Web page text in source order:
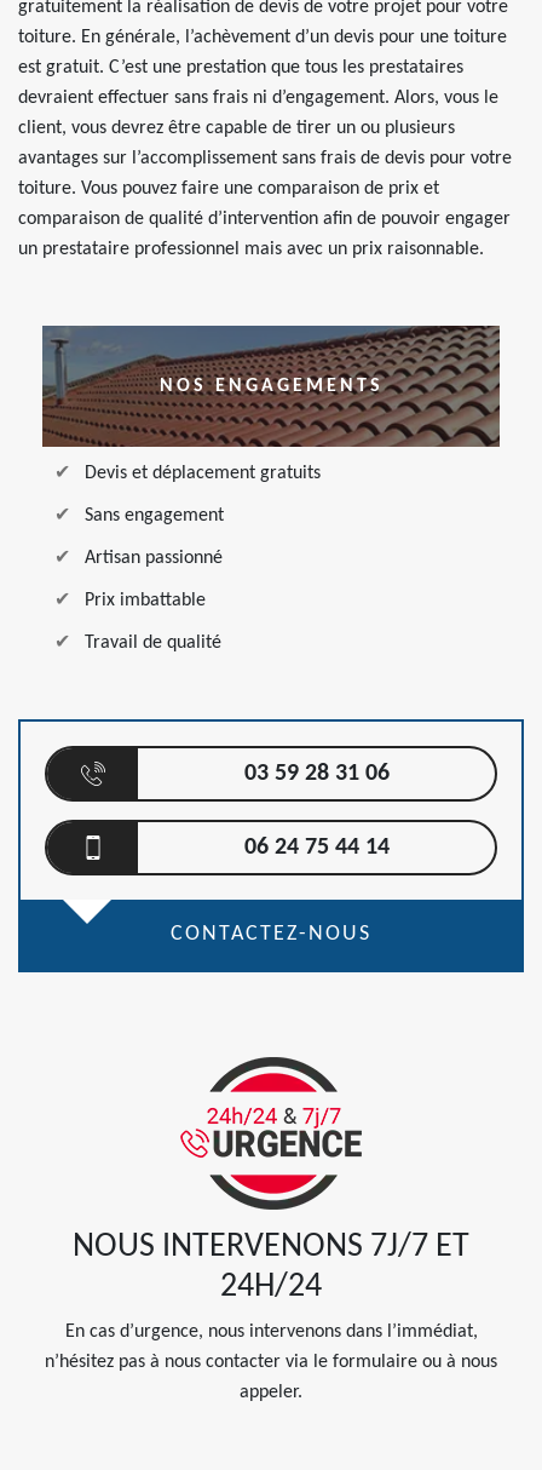
gratuitement la réalisation de devis de votre projet pour votre
toiture. En générale, l’achèvement d’un devis pour une toiture
est gratuit. C’est une prestation que tous les prestataires
devraient effectuer sans frais ni d’engagement. Alors, vous le
client, vous devrez être capable de tirer un ou plusieurs
avantages sur l’accomplissement sans frais de devis pour votre
toiture. Vous pouvez faire une comparaison de prix et
comparaison de qualité d’intervention afin de pouvoir engager
un prestataire professionnel mais avec un prix raisonnable.
NOS ENGAGEMENTS
Devis et déplacement gratuits
Sans engagement
Artisan passionné
Prix imbattable
Travail de qualité
03 59 28 31 06
06 24 75 44 14
CONTACTEZ-NOUS
NOUS INTERVENONS 7J/7 ET
24H/24
En cas d’urgence, nous intervenons dans l’immédiat,
n’hésitez pas à nous contacter via le formulaire ou à nous
appeler.